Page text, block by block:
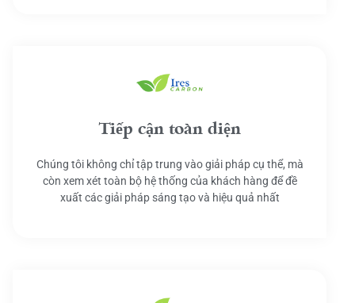
Tiếp cận toàn diện
Chúng tôi không chỉ tập trung vào giải pháp cụ thể, mà
còn xem xét toàn bộ hệ thống của khách hàng để đề
xuất các giải pháp sáng tạo và hiệu quả nhất